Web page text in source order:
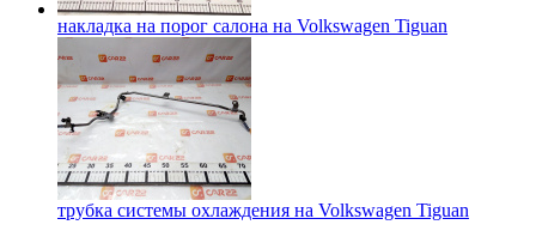
накладка на порог салона на Volkswagen Tiguan
трубка системы охлаждения на Volkswagen Tiguan